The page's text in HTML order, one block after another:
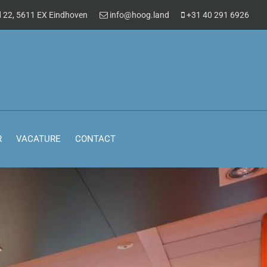
5611 EX Eindhoven info@hoog.land +31 40 291 6926
VACATURE CONTACT